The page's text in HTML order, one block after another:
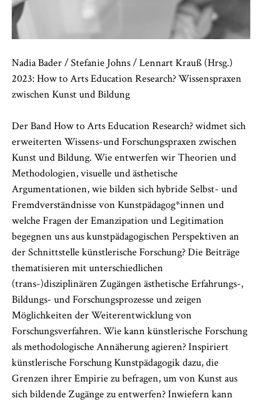
Nadia Bader / Stefanie Johns / Lennart Krauß (Hrsg.)
2023: How to Arts Education Research? Wissenspraxen
zwischen Kunst und Bildung
Der Band How to Arts Education Research? widmet sich
erweiterten Wissens-und Forschungspraxen zwischen
Kunst und Bildung. Wie entwerfen wir Theorien und
Methodologien, visuelle und ästhetische
Argumentationen, wie bilden sich hybride Selbst- und
Fremdverständnisse von Kunstpädagog*innen und
welche Fragen der Emanzipation und Legitimation
begegnen uns aus kunstpädagogischen Perspektiven an
der Schnittstelle künstlerische Forschung? Die Beiträge
thematisieren mit unterschiedlichen
(trans-)disziplinären Zugängen ästhetische Erfahrungs-,
Bildungs- und Forschungsprozesse und zeigen
Möglichkeiten der Weiterentwicklung von
Forschungsverfahren. Wie kann künstlerische Forschung
als methodologische Annäherung agieren? Inspiriert
künstlerische Forschung Kunstpädagogik dazu, die
Grenzen ihrer Empirie zu befragen, um von Kunst aus
sich bildende Zugänge zu entwerfen? Inwiefern kann